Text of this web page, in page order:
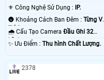
⚜️ Công Nghệ Sử Dụng : IP.
🌚 Khoảng Cách Ban Đêm : Từng Vị
Trí Camera .
🌧️ Cấu Tạo Camera Đầu Ghi 32
kênh.
️✨ Ưu Điểm : Thu hình Chất Lượng.
2378